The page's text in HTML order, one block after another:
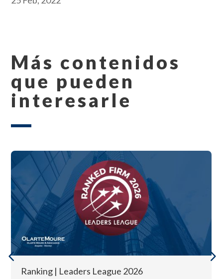
Más contenidos
que pueden
interesarle
Ranking | Leaders League 2026